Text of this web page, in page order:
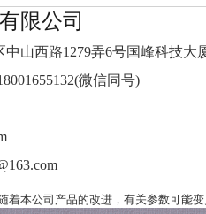
限公司
山西路1279弄6号国峰科技大
微信同号)
着本公司产品的改进，有关参数可能变